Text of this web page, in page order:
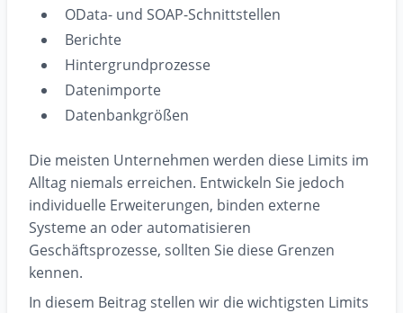
OData- und SOAP-Schnittstellen
Berichte
Hintergrundprozesse
Datenimporte
Datenbankgrößen
Die meisten Unternehmen werden diese Limits im
Alltag niemals erreichen. Entwickeln Sie jedoch
individuelle Erweiterungen, binden externe
Systeme an oder automatisieren
Geschäftsprozesse, sollten Sie diese Grenzen
kennen.
In diesem Beitrag stellen wir die wichtigsten Limits